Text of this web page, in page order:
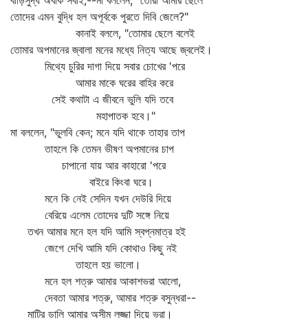
তোদের এমন বুদ্ধি হল অপূর্বকে পুরতে দিবি জেলে?"
কানাই বললে, "তোমার ছেলে বলেই
তোমার অপমানের জ্বালা মনের মধ্যে নিত্য আছে জ্বলেই।
মিথ্যে চুরির দাগা দিয়ে সবার চোখের 'পরে
আমার মাকে ঘরের বাহির করে
সেই কথাটা এ জীবনে ভুলি যদি তবে
মহাপাতক হবে।"
মা বললেন, "ভুলবি কেন; মনে যদি থাকে তাহার তাপ
তাহলে কি তেমন ভীষণ অপমানের চাপ
চাপানো যায় আর কাহারো 'পরে
বাইরে কিংবা ঘরে।
মনে কি নেই সেদিন যখন দেউরি দিয়ে
বেরিয়ে এলেম তোদের দুটি সঙ্গে নিয়ে
তখন আমার মনে হল যদি আমি স্বপ্নমাত্র হই
জেগে দেখি আমি যদি কোথাও কিছু নই
তাহলে হয় ভালো।
মনে হল শত্রু আমার আকাশভরা আলো,
দেবতা আমার শত্রু, আমার শত্রু বসুন্ধরা--
মাটির ডালি আমার অসীম লজ্জা দিয়ে ভরা।